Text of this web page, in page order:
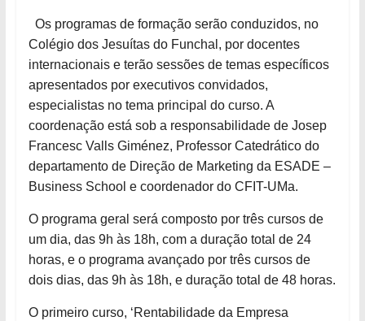
Os programas de formação serão conduzidos, no
Colégio dos Jesuítas do Funchal, por docentes
internacionais e terão sessões de temas específicos
apresentados por executivos convidados,
especialistas no tema principal do curso. A
coordenação está sob a responsabilidade de Josep
Francesc Valls Giménez, Professor Catedrático do
departamento de Direção de Marketing da ESADE –
Business School e coordenador do CFIT-UMa.
O programa geral será composto por três cursos de
um dia, das 9h às 18h, com a duração total de 24
horas, e o programa avançado por três cursos de
dois dias, das 9h às 18h, e duração total de 48 horas.
O primeiro curso, ‘Rentabilidade da Empresa